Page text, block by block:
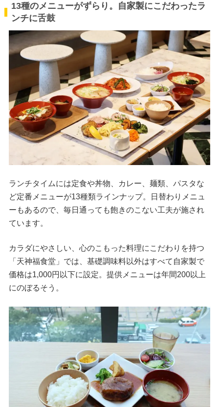
13種のメニューがずらり。自家製にこだわったラ
ンチに舌鼓
ランチタイムには定食や丼物、カレー、麺類、パスタな
ど定番メニューが13種類ラインナップ。日替わりメニュ
ーもあるので、毎日通っても飽きのこない工夫が施され
ています。
カラダにやさしい、心のこもった料理にこだわりを持つ
「天神福食堂」では、基礎調味料以外はすべて自家製で
価格は1,000円以下に設定。提供メニューは年間200以上
にのぼるそう。